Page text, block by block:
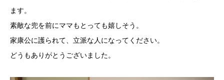
ます。
素敵な兜を前にママもとっても嬉しそう。
家康公に護られて、立派な人になってください。
どうもありがとうございました。